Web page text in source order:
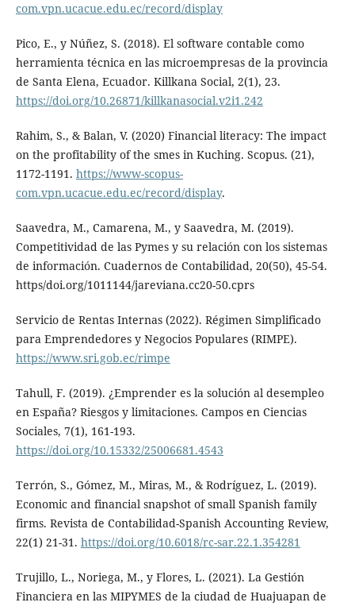
com.vpn.ucacue.edu.ec/record/display
Pico, E., y Núñez, S. (2018). El software contable como
herramienta técnica en las microempresas de la provincia
de Santa Elena, Ecuador. Killkana Social, 2(1), 23.
https://doi.org/10.26871/killkanasocial.v2i1.242
Rahim, S., & Balan, V. (2020) Financial literacy: The impact
on the profitability of the smes in Kuching. Scopus. (21),
1172-1191. https://www-scopus-
com.vpn.ucacue.edu.ec/record/display.
Saavedra, M., Camarena, M., y Saavedra, M. (2019).
Competitividad de las Pymes y su relación con los sistemas
de información. Cuadernos de Contabilidad, 20(50), 45-54.
https/doi.org/1011144/jareviana.cc20-50.cprs
Servicio de Rentas Internas (2022). Régimen Simplificado
para Emprendedores y Negocios Populares (RIMPE).
https://www.sri.gob.ec/rimpe
Tahull, F. (2019). ¿Emprender es la solución al desempleo
en España? Riesgos y limitaciones. Campos en Ciencias
Sociales, 7(1), 161-193.
https://doi.org/10.15332/25006681.4543
Terrón, S., Gómez, M., Miras, M., & Rodríguez, L. (2019).
Economic and financial snapshot of small Spanish family
firms. Revista de Contabilidad-Spanish Accounting Review,
22(1) 21-31. https://doi.org/10.6018/rc-sar.22.1.354281
Trujillo, L., Noriega, M., y Flores, L. (2021). La Gestión
Financiera en las MIPYMES de la ciudad de Huajuapan de